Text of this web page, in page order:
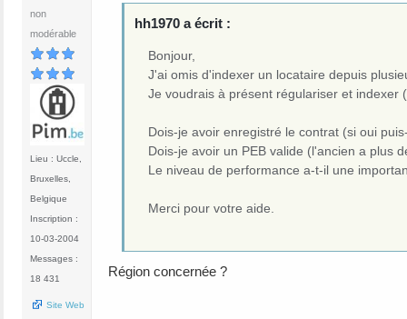
non
modérable
Lieu : Uccle,
Bruxelles,
Belgique
Inscription :
10-03-2004
Messages :
18 431
Site Web
hh1970 a écrit :
Bonjour,
J'ai omis d'indexer un locataire depuis
Je voudrais à présent régulariser et
Dois-je avoir enregistré le contrat (si oui
Dois-je avoir un PEB valide (l'ancien a plus
Le niveau de performance a-t-il une
Merci pour votre aide.
Région concernée ?